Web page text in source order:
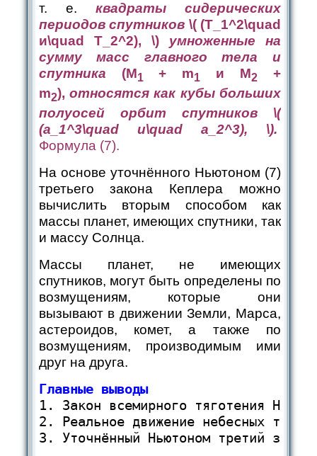
т. е. квадраты сидерических
периодов спутников \( (T_1^2\quad
и\quad T_2^2), \)
умноженные на
сумму масс главного тела и
спутника
(М1 + m1 и М2
+
m2), относятся как кубы больших
полуосей орбит спутников ​ \(
(a_1^3\quad и\quad a_2^3), \)​.
Формула (7).
На основе уточнённого Ньютоном (7)
третьего закона Кеплера можно
вычислить вторым способом как
массы планет, имеющих спутники, так
и массу Солнца.
Массы планет, не имеющих
спутников, могут быть определены по
возмущениям, которые они
вызывают в движении Земли, Марса,
астероидов, комет, а также по
возмущениям, производимым ими
друг на друга.
Главные выводы
1. Закон всемирного тяготения
2. Реальное движение небесных тел
3. Уточнённый Ньютоном третий